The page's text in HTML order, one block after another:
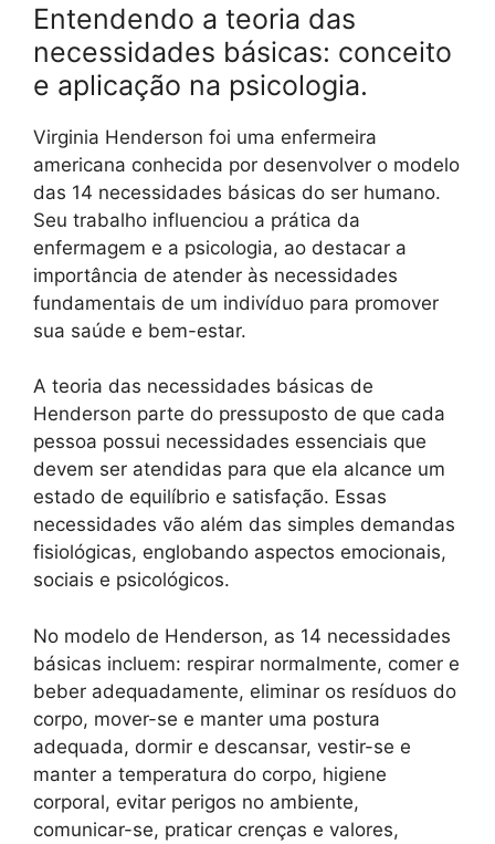
Entendendo a teoria das
necessidades básicas: conceito
e aplicação na psicologia.
Virginia Henderson foi uma enfermeira
americana conhecida por desenvolver o modelo
das 14 necessidades básicas do ser humano.
Seu trabalho influenciou a prática da
enfermagem e a psicologia, ao destacar a
importância de atender às necessidades
fundamentais de um indivíduo para promover
sua saúde e bem-estar.
A teoria das necessidades básicas de
Henderson parte do pressuposto de que cada
pessoa possui necessidades essenciais que
devem ser atendidas para que ela alcance um
estado de equilíbrio e satisfação. Essas
necessidades vão além das simples demandas
fisiológicas, englobando aspectos emocionais,
sociais e psicológicos.
No modelo de Henderson, as 14 necessidades
básicas incluem: respirar normalmente, comer e
beber adequadamente, eliminar os resíduos do
corpo, mover-se e manter uma postura
adequada, dormir e descansar, vestir-se e
manter a temperatura do corpo, higiene
corporal, evitar perigos no ambiente,
comunicar-se, praticar crenças e valores,